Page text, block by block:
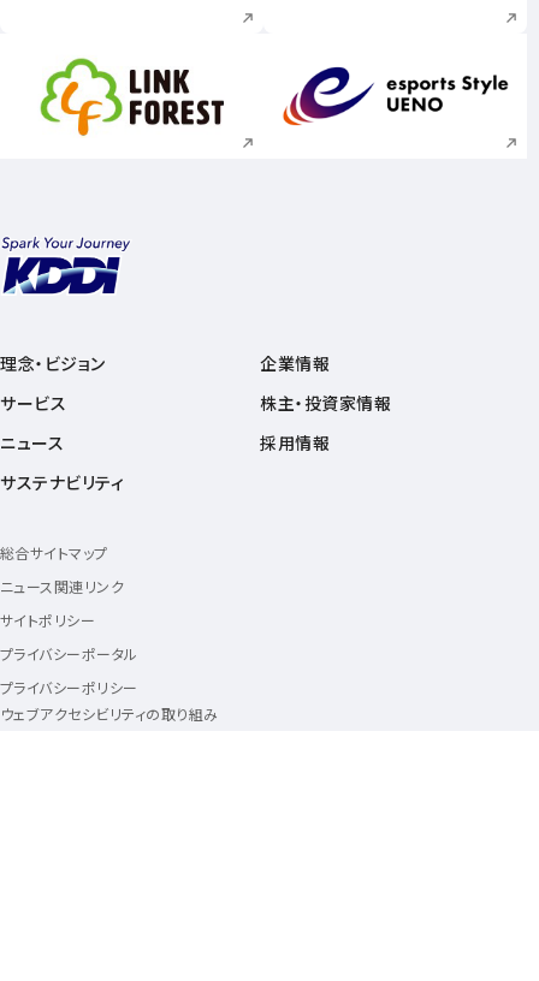
新規ウィンドウで開く 新規ウィンドウで
理念・ビジョン
サービス
ニュース
サステナビリティ
企業情報
株主・投資家情報
採用情報
総合サイトマップ
ニュース関連リンク
サイトポリシー
プライバシーポータル
プライバシーポリシー
ウェブアクセシビリティの取り組み